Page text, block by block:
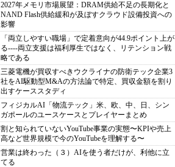
2027年メモリ市場展望：DRAM供給不足の長期化と
NAND Flash供給緩和が及ぼすクラウド設備投資への
影響
「両立しやすい職場」で定着意向が44.9ポイント上が
る----両立支援は福利厚生ではなく、リテンション戦
略である
三菱電機が買収すべきウクライナの防衛テック企業3
社をAI駆動型M&Aの方法論で特定、買収金額を割り
出すケーススタディ
フィジカルAI「物流テック」米、欧、中、日、シン
ガポールのユースケースとプレイヤーまとめ
割と知られていないYouTube事業の実態〜KPIや売上
高など世界規模で今のYouTubeを理解する〜
営業は終わった（３）AIを使う者だけが、利他に立
てる